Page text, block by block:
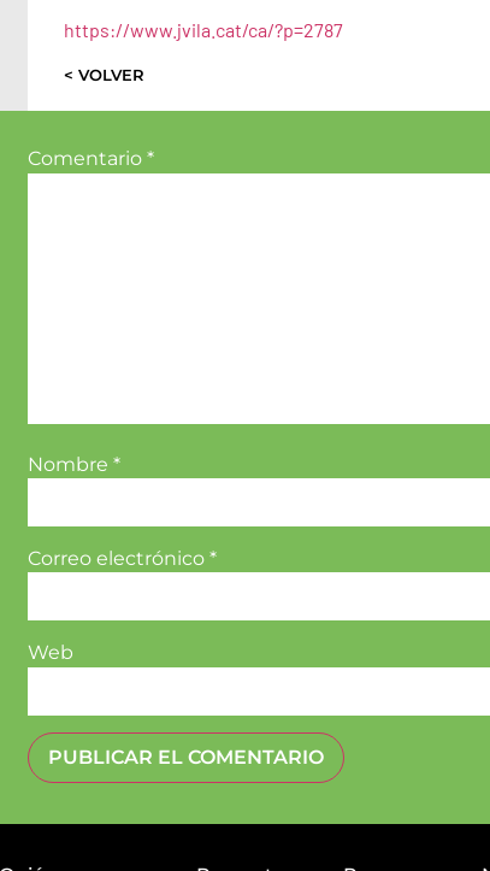
https://www.jvila.cat/ca/?p=2787
< VOLVER
Comentario *
Nombre *
Correo electrónico *
Web